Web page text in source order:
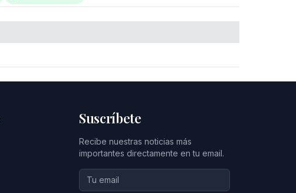
Suscríbete
Recibe nuestras noticias más
importantes directamente en tu email.